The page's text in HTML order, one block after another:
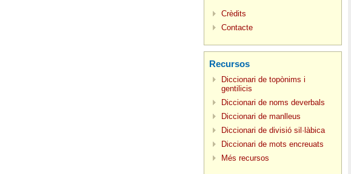
Crèdits
Contacte
Recursos
Diccionari de topònims i
gentilicis
Diccionari de noms deverbals
Diccionari de manlleus
Diccionari de divisió sil·làbica
Diccionari de mots encreuats
Més recursos